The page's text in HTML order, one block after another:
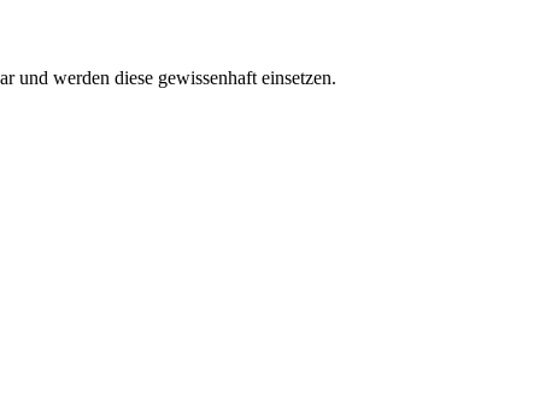
und werden diese gewissenhaft einsetzen.